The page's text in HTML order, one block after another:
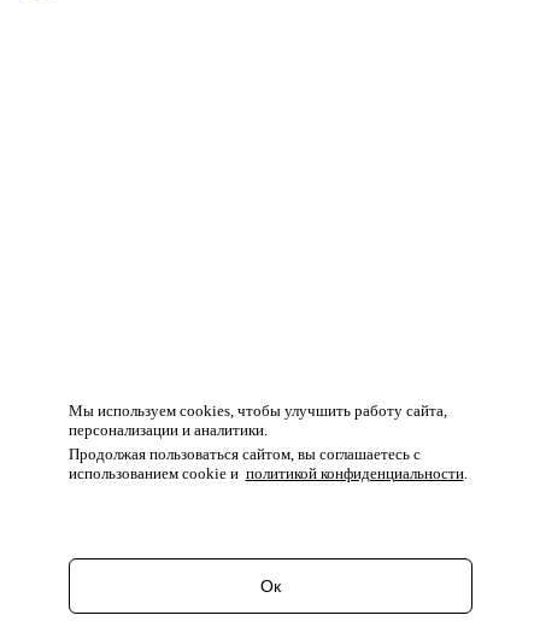
Мы используем cookies, чтобы улучшить работу сайта,
персонализации и аналитики.
Продолжая пользоваться сайтом, вы соглашаетесь с
использованием cookie и политикой конфиденциальности.
Ок